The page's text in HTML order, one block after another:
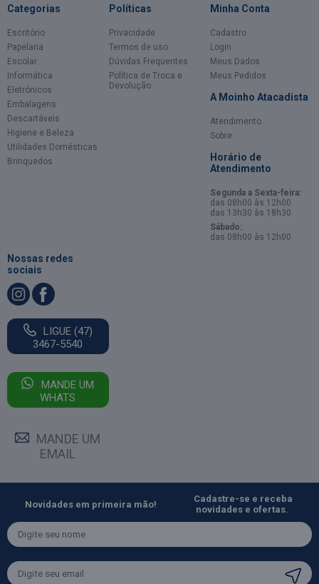
Categorias
Escritório
Papelaria
Escolar
Informática
Eletrônicos
Embalagens
Descartáveis
Higiene e Beleza
Utilidades Domésticas
Brinquedos
Políticas
Privacidade
Termos de uso
Dúvidas Frequentes
Política de Troca e
Devolução
Minha Conta
Cadastro
Login
Meus Dados
Meus Pedidos
A Moinho Atacadista
Atendimento
Sobre
Horário de
Atendimento
Segunda a Sexta-feira:
das 08h00 às 12h00
das 13h30 às 18h30
Sábado:
das 08h00 às 12h00
Nossas redes
sociais
LIGUE (47)
3467-5540
MANDE UM
WHATS
MANDE UM
EMAIL
Novidades em primeira mão!
Cadastre-se e receba
novidades e ofertas.